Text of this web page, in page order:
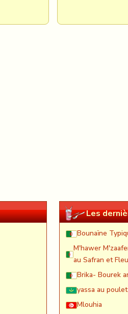
Les
Bounaïne
M'hawer
au Safran et
Brika- Bourek
yassa au poulet
Mlouhia